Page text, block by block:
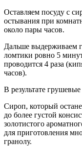
Оставляем посуду с
остывания при
около пары часов.
Дальше выдерживаем
ломтики ровно 5
проводится 4 раза
часов).
В результате
Сироп, который
до более густой
золотистого
для приготовления
гранолу.